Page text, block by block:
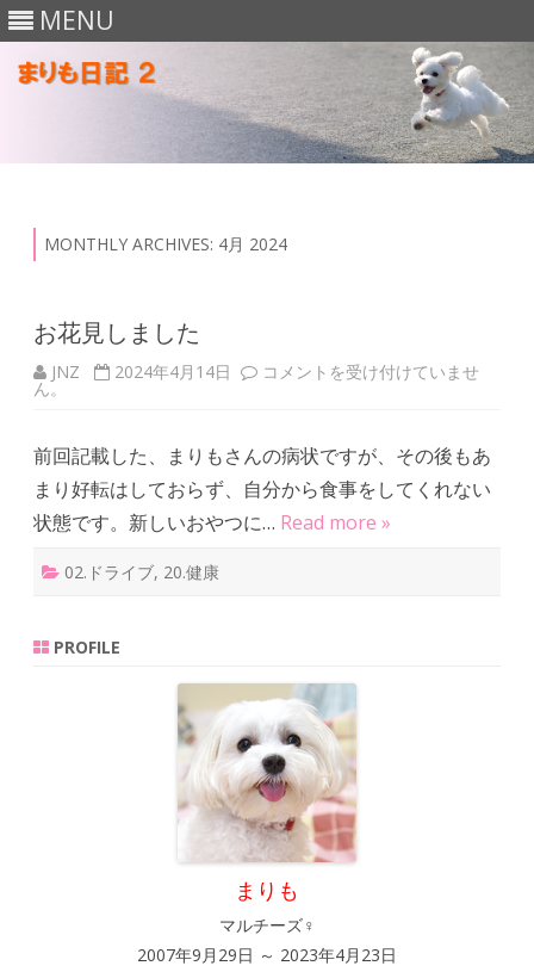
MENU
MONTHLY ARCHIVES: 4月 2024
お花見しました
JNZ 2024年4月14日 お
し
は
コメントを受け付けていませ
ん。
前回記載した、まりもさんの病状ですが、その後もあ
まり好転はしておらず、自分から食事をしてくれない
状態です。新しいおやつに… Read more »
02.ドライブ, 20.健康
PROFILE
まりも
マルチーズ♀
2007年9月29日 ～ 2023年4月23日